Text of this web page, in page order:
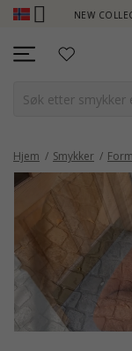
Hjem Smykker